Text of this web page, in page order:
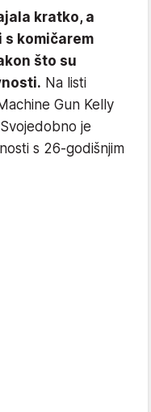
kratko, a
s komičarem
što su
Na listi
Gun Kelly
je
s 26-godišnjim